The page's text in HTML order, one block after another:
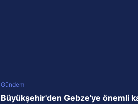
Gündem
Büyükşehir'den Gebze'ye önemli